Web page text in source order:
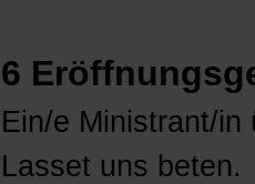
6
Ein/e Ministrant/in
Lasset uns beten.